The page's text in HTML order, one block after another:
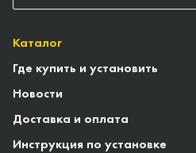
Каталог
Где купить и установить
Новости
Доставка и оплата
Инструкция по установке